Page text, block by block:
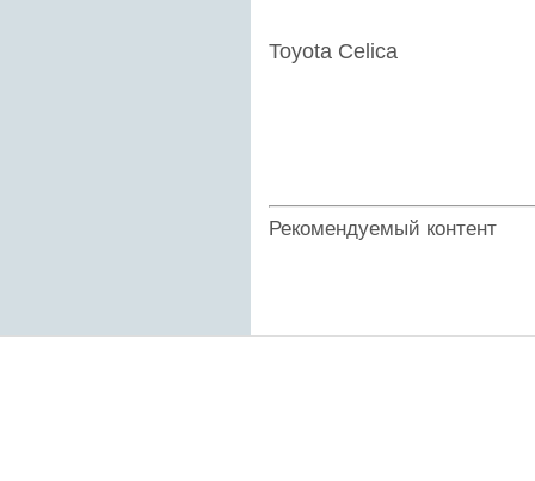
Toyota Celica
Рекомендуемый контент